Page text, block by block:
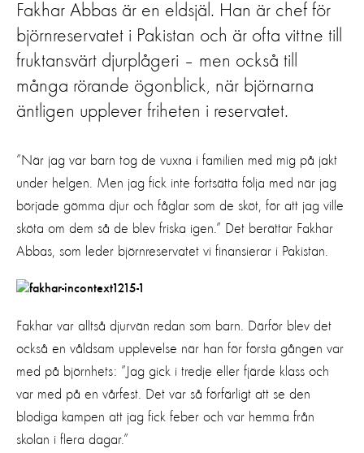
Fakhar Abbas är en eldsjäl. Han är chef för
björnreservatet i Pakistan och är ofta vittne till
fruktansvärt djurplågeri – men också till
många rörande ögonblick, när björnarna
äntligen upplever friheten i reservatet.
”När jag var barn tog de vuxna i familien med mig på jakt
under helgen. Men jag fick inte fortsätta följa med när jag
började gömma djur och fåglar som de sköt, för att jag ville
sköta om dem så de blev friska igen.” Det berättar Fakhar
Abbas, som leder björnreservatet vi finansierar i Pakistan.
Fakhar var alltså djurvän redan som barn. Därför blev det
också en våldsam upplevelse när han för första gången var
med på björnhets: ”Jag gick i tredje eller fjärde klass och
var med på en vårfest. Det var så förfärligt att se den
blodiga kampen att jag fick feber och var hemma från
skolan i flera dagar.”